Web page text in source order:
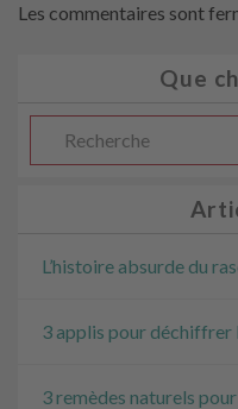
Les commentaires sont
Que
L’histoire absurde du
3 applis pour déchiffrer
3 remèdes naturels